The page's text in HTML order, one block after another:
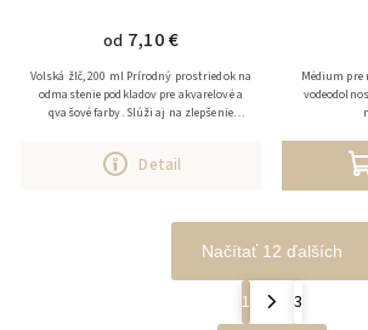
od 7,10 €
Detail
Volská žlč, 200 ml Prírodný prostriedok na
odmastenie podkladov pre akvarelové a
qvašové farby. Slúži aj na zlepšenie
Médium
Načítať 12 ďalších
1
3